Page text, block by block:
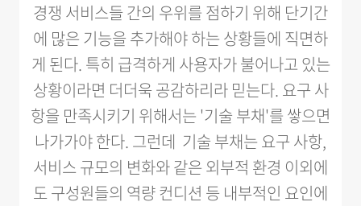
경쟁 서비스들 간의 우위를 점하기 위해 단기간
에 많은 기능을 추가해야 하는 상황들에 직면하
게 된다. 특히 급격하게 사용자가 불어나고 있는
상황이라면 더더욱 공감하리라 믿는다. 요구 사
항을 만족시키기 위해서는 '기술 부채'를 쌓으면
나가가야 한다. 그런데 기술 부채는 요구 사항,
서비스 규모의 변화와 같은 외부적 환경 이외에
도 구성원들의 역량 컨디션 등 내부적인 요인에